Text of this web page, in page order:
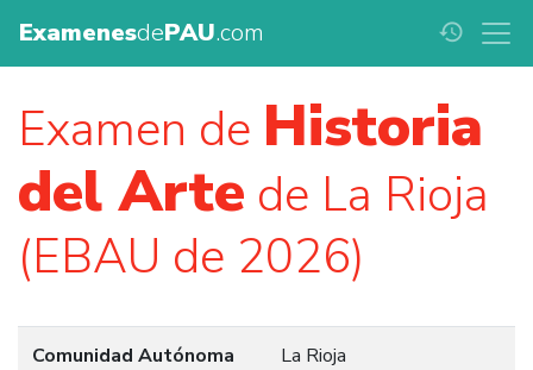
ExamenesdePAU.com history
Examen de Historia
del Arte de La Rioja
(EBAU de 2026)
Comunidad Autónoma La Rioja